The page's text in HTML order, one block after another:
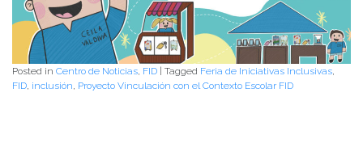
Posted in Centro de Noticias, FID Tagged Feria de Iniciativas Inclusivas,
FID, inclusión, Proyecto Vinculación con el Contexto Escolar FID